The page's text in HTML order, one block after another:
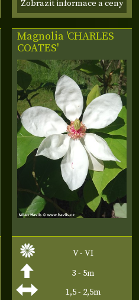
Zobrazit informace a ceny
Magnolia 'CHARLES
COATES'
V - VI
3 - 5m
1,5 - 2,5m